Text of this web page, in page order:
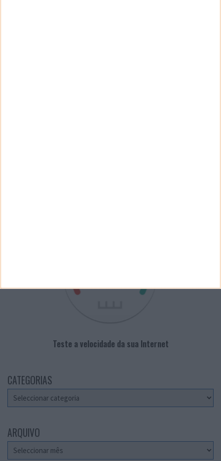
Teste a velocidade da sua Internet
CATEGORIAS
Categorias
ARQUIVO
Arquivo